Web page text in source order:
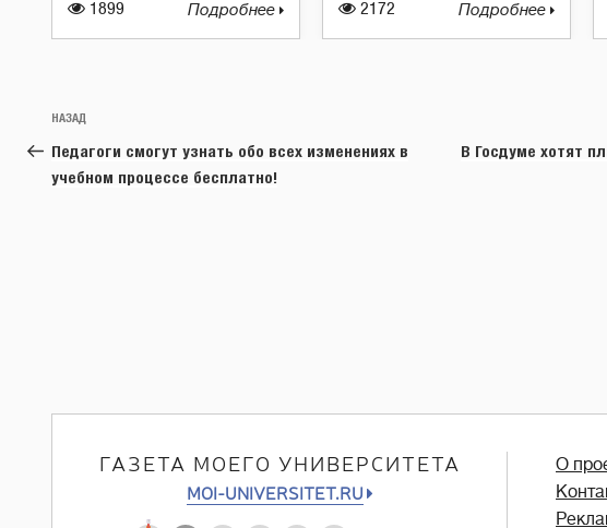
1899 Подробнее 2172 Подробнее
Навигация
по
записям
Предыдущая
запись:
НАЗАД
Педагоги смогут узнать обо всех изменениях в
учебном процессе бесплатно!
В Госдуме хотят
ГАЗЕТА МОЕГО УНИВЕРСИТЕТА
MOI-UNIVERSITET.RU
О